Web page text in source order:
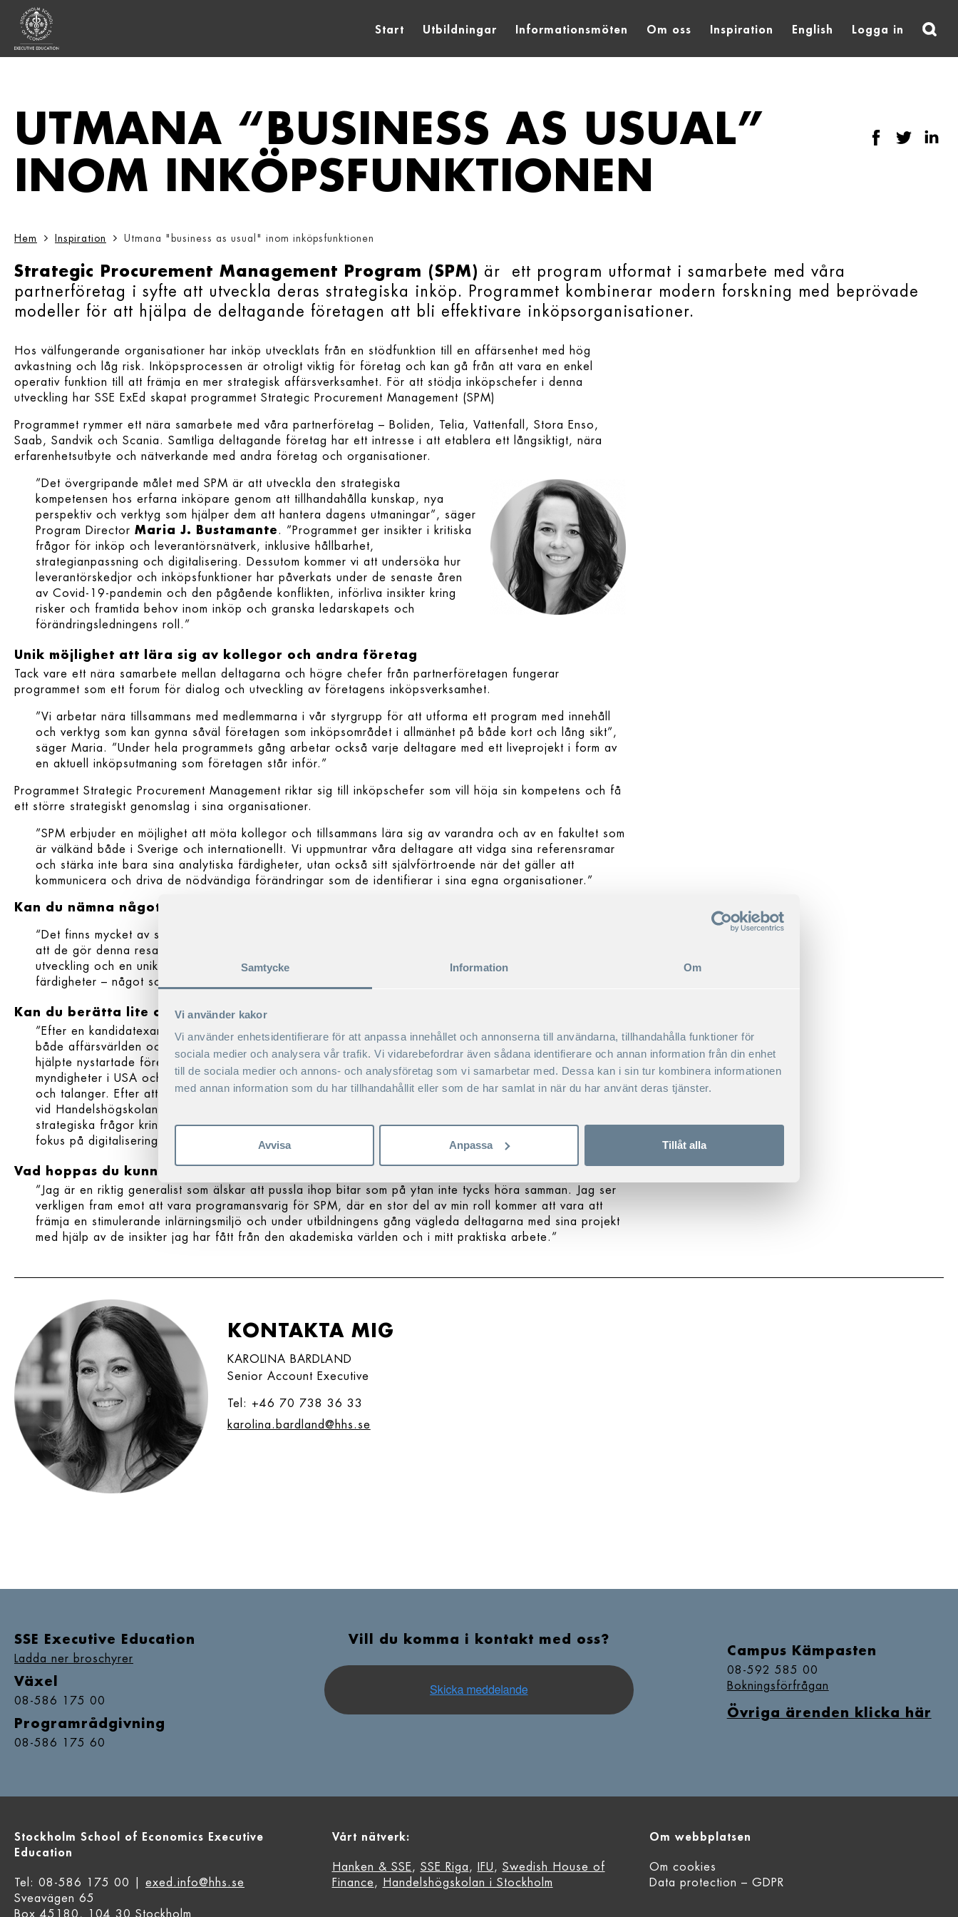
Samtycke Information Om
Vi använder kakor
Vi använder enhetsidentifierare för att anpassa innehållet och annonserna till användarna, tillhandahålla funktioner för
sociala medier och analysera vår trafik. Vi vidarebefordrar även sådana identifierare och annan information från din enhet
till de sociala medier och annons- och analysföretag som vi samarbetar med. Dessa kan i sin tur kombinera informationen
med annan information som du har tillhandahållit eller som de har samlat in när du har använt deras tjänster.
Avvisa Anpassa Tillåt alla
Start Utbildningar Informationsmöten Om oss Inspiration English
Logga in
UTMANA “BUSINESS AS USUAL”
INOM INKÖPSFUNKTIONEN
Hem Inspiration Utmana "business as usual" inom inköpsfunktionen
Strategic Procurement Management Program (SPM) är ett program utformat i samarbete med våra
partnerföretag i syfte att utveckla deras strategiska inköp. Programmet kombinerar modern forskning med beprövade
modeller för att hjälpa de deltagande företagen att bli effektivare inköpsorganisationer.
Hos välfungerande organisationer har inköp utvecklats från en stödfunktion till en affärsenhet med hög
avkastning och låg risk. Inköpsprocessen är otroligt viktig för företag och kan gå från att vara en enkel
operativ funktion till att främja en mer strategisk affärsverksamhet. För att stödja inköpschefer i denna
utveckling har SSE ExEd skapat programmet Strategic Procurement Management (SPM)
Programmet rymmer ett nära samarbete med våra partnerföretag – Boliden, Telia, Vattenfall, Stora Enso,
Saab, Sandvik och Scania. Samtliga deltagande företag har ett intresse i att etablera ett långsiktigt, nära
erfarenhetsutbyte och nätverkande med andra företag och organisationer.
”Det övergripande målet med SPM är att utveckla den strategiska
kompetensen hos erfarna inköpare genom att tillhandahålla kunskap, nya
perspektiv och verktyg som hjälper dem att hantera dagens utmaningar”, säger
Program Director Maria J. Bustamante . ”Programmet ger insikter i kritiska
frågor för inköp och leverantörsnätverk, inklusive hållbarhet,
strategianpassning och digitalisering. Dessutom kommer vi att undersöka hur
leverantörskedjor och inköpsfunktioner har påverkats under de senaste åren
av Covid-19-pandemin och den pågående konflikten, införliva insikter kring
risker och framtida behov inom inköp och granska ledarskapets och
förändringsledningens roll.”
Unik möjlighet att lära sig av kollegor och andra företag
Tack vare ett nära samarbete mellan deltagarna och högre chefer från partnerföretagen fungerar
programmet som ett forum för dialog och utveckling av företagens inköpsverksamhet.
”Vi arbetar nära tillsammans med medlemmarna i vår styrgrupp för att utforma ett program med innehåll
och verktyg som kan gynna såväl företagen som inköpsområdet i allmänhet på både kort och lång sikt”,
säger Maria. ”Under hela programmets gång arbetar också varje deltagare med ett liveprojekt i form av
en aktuell inköpsutmaning som företagen står inför.”
Programmet Strategic Procurement Management riktar sig till inköpschefer som vill höja sin kompetens och få
ett större strategiskt genomslag i sina organisationer.
”SPM erbjuder en möjlighet att möta kollegor och tillsammans lära sig av varandra och av en fakultet som
är välkänd både i Sverige och internationellt. Vi uppmuntrar våra deltagare att vidga sina referensramar
och stärka inte bara sina analytiska färdigheter, utan också sitt självförtroende när det gäller att
kommunicera och driva de nödvändiga förändringar som de identifierar i sina egna organisationer.”
Kan du nämna något viktigt som du anser att programmet ger chefer och ledare?
“Det finns mycket av stort värde för deltagarna, inte bara i programmets innehåll utan också i det faktum
att de gör denna resa tillsammans med sina kollegor. Det är en verklig investering i deras yrkesmässiga
utveckling och en unik möjlighet att ta sig tid att reflektera över och omformulera aktuella utmaningar och
färdigheter – något som är svårt att göra i det dagliga arbetet.”
Kan du berätta lite om dig själv, Maria?
”Efter en kandidatexamen i USA har jag ägnat de senaste 18 åren åt att samla en bred erfarenhet från
både affärsvärlden och den akademiska världen. Jag tillbringade åtta år i New York, där jag bland annat
hjälpte nystartade företag, regionala organ för ekonomisk utveckling, multinationella företag och
myndigheter i USA och Latinamerika med samhällsbyggande åtgärder för att locka till sig investeringar
och talanger. Efter att ha flyttat till Stockholm avslutade jag min masterutbildning i General Management
vid Handelshögskolan i Stockholm. Därefter återvände jag till affärsvärlden för att arbeta med
strategiska frågor kring digitalisering i ett medieföretag innan jag kom tillbaka till SSE som doktorand med
fokus på digitalisering inom livsmedels- och jordbrukssektorn.”
Vad hoppas du kunna bidra med till deltagarna?
”Jag är en riktig generalist som älskar att pussla ihop bitar som på ytan inte tycks höra samman. Jag ser
verkligen fram emot att vara programansvarig för SPM, där en stor del av min roll kommer att vara att
främja en stimulerande inlärningsmiljö och under utbildningens gång vägleda deltagarna med sina projekt
med hjälp av de insikter jag har fått från den akademiska världen och i mitt praktiska arbete.”
KONTAKTA MIG
KAROLINA BARDLAND
Senior Account Executive
Tel: +46 70 738 36 33
karolina.bardland@hhs.se
SSE Executive Education
Ladda ner broschyrer
Växel
08-586 175 00
Programrådgivning
08-586 175 60
Vill du komma i kontakt med oss?
Campus Kämpasten
08-592 585 00
Bokningsförfrågan
Övriga ärenden klicka här
Stockholm School of Economics Executive
Education
Tel: 08-586 175 00 | exed.info@hhs.se
Sveavägen 65
Box 45180, 104 30 Stockholm
Vårt nätverk:
Hanken & SSE , SSE Riga , IFU , Swedish House of
Finance, Handelshögskolan i Stockholm
Om webbplatsen
Om cookies
Data protection – GDPR